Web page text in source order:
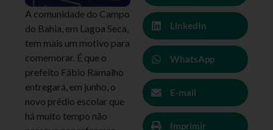
A comunidade do Campo
do Bahia, em Lagoa Seca,
tem mais um motivo para
comemorar. É que o
prefeito Fábio Ramalho
entregará, em junho, o
novo prédio escolar que
há muito tempo não
LinkedIn
WhatsApp
E-mail
Imprimir